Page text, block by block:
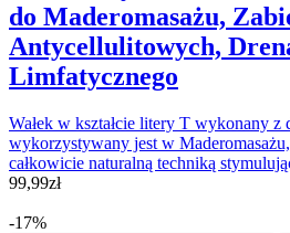
do Maderomasażu,
Antycellulitowych,
Limfatycznego
Wałek w kształcie litery T wykonany z
wykorzystywany jest w
całkowicie naturalną techniką
99,99zł
-17%